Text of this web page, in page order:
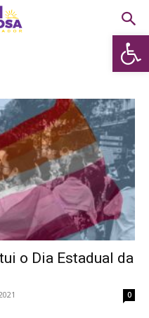
Abrir
o Dia Estadual da
0